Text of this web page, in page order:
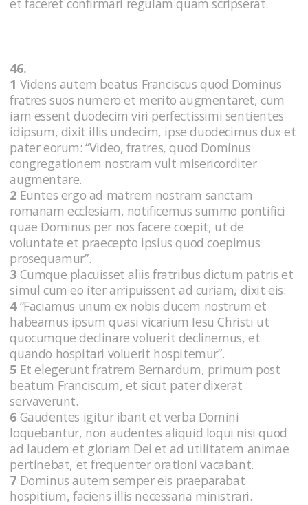
et faceret confirmari regulam quam scripserat.
46.
1 Videns autem beatus Franciscus quod Dominus
fratres suos numero et merito augmentaret, cum
iam essent duodecim viri perfectissimi sentientes
idipsum, dixit illis undecim, ipse duodecimus dux et
pater eorum: “Video, fratres, quod Dominus
congregationem nostram vult misericorditer
augmentare.
2 Euntes ergo ad matrem nostram sanctam
romanam ecclesiam, notificemus summo pontifici
quae Dominus per nos facere coepit, ut de
voluntate et praecepto ipsius quod coepimus
prosequamur”.
3 Cumque placuisset aliis fratribus dictum patris et
simul cum eo iter arripuissent ad curiam, dixit eis:
4“Faciamus unum ex nobis ducem nostrum et
habeamus ipsum quasi vicarium Iesu Christi ut
quocumque declinare voluerit declinemus, et
quando hospitari voluerit hospitemur”.
5 Et elegerunt fratrem Bernardum, primum post
beatum Franciscum, et sicut pater dixerat
servaverunt.
6 Gaudentes igitur ibant et verba Domini
loquebantur, non audentes aliquid loqui nisi quod
ad laudem et gloriam Dei et ad utilitatem animae
pertinebat, et frequenter orationi vacabant.
7 Dominus autem semper eis praeparabat
hospitium, faciens illis necessaria ministrari.